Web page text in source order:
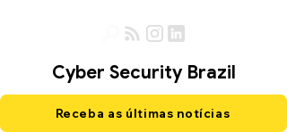
Cyber Security Brazil
Receba as últimas notícias